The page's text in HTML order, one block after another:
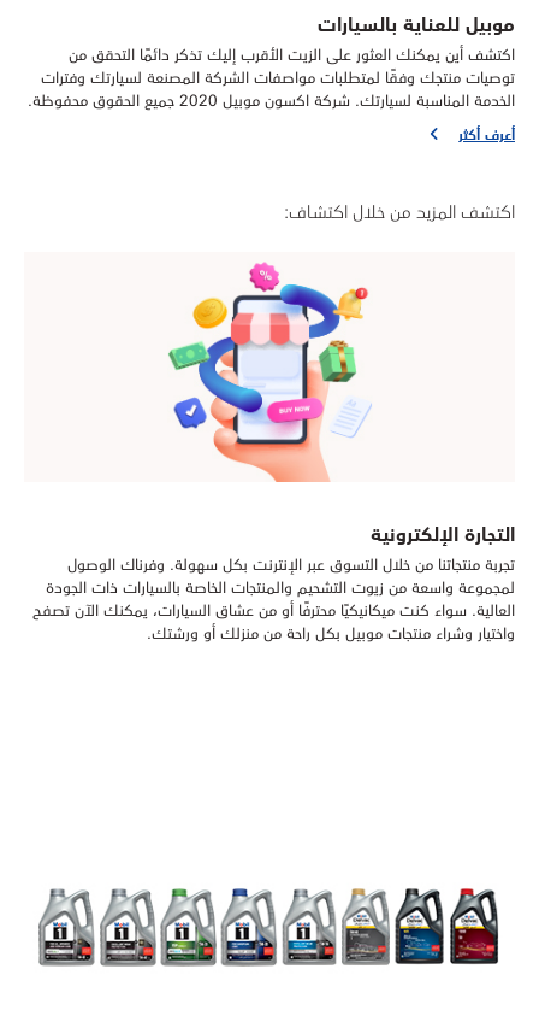
موبيل للعناية بالسيارات
اكتشف أين يمكنك العثور على الزيت الأقرب إليك تذكر دائمًا التحقق من
توصيات منتجك وفقًا لمتطلبات مواصفات الشركة المصنعة لسيارتك وفترات
الخدمة المناسبة لسيارتك. شركة اكسون موبيل 2020 جميع الحقوق محفوظة.
أعرف أكثر
اكتشف المزيد من خلال اكتشاف:
التجارة الإلكترونية
تجربة منتجاتنا من خلال التسوق عبر الإنترنت بكل سهولة. وفرناك الوصول
لمجموعة واسعة من زيوت التشحيم والمنتجات الخاصة بالسيارات ذات الجودة
العالية. سواء كنت ميكانيكيًا محترفًا أو من عشاق السيارات، يمكنك الآن تصفح
واختيار وشراء منتجات موبيل بكل راحة من منزلك أو ورشتك.